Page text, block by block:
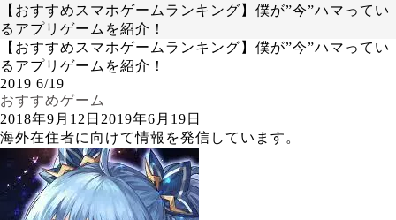
【おすすめスマホゲームランキング】僕が”今”ハマってい
るアプリゲームを紹介！
【おすすめスマホゲームランキング】僕が”今”ハマってい
るアプリゲームを紹介！
2019 6/19
おすすめゲーム
2018年9月12日 2019年6月19日
海外在住者に向けて情報を発信しています。